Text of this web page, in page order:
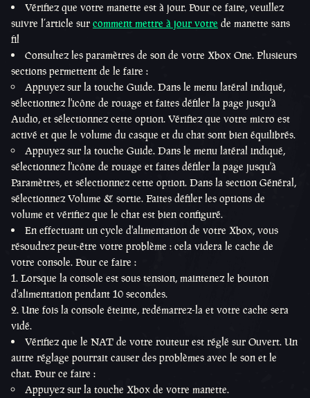
Vérifiez que votre manette est à jour. Pour ce faire, veuillez
suivre l’article sur comment mettre à jour votre de manette sans
fil
Consultez les paramètres de son de votre Xbox One. Plusieurs
sections permettent de le faire :
Appuyez sur la touche Guide. Dans le menu latéral indiqué,
sélectionnez l'icône de rouage et faites défiler la page jusqu'à
Audio, et sélectionnez cette option. Vérifiez que votre micro est
activé et que le volume du casque et du chat sont bien équilibrés.
Appuyez sur la touche Guide. Dans le menu latéral indiqué,
sélectionnez l'icône de rouage et faites défiler la page jusqu'à
Paramètres, et sélectionnez cette option. Dans la section Général,
sélectionnez Volume & sortie. Faites défiler les options de
volume et vérifiez que le chat est bien configuré.
En effectuant un cycle d'alimentation de votre Xbox, vous
résoudrez peut-être votre problème : cela videra le cache de
votre console. Pour ce faire :
Lorsque la console est sous tension, maintenez le bouton
d'alimentation pendant 10 secondes.
Une fois la console éteinte, redémarrez-la et votre cache sera
vidé.
Vérifiez que le NAT de votre routeur est réglé sur Ouvert. Un
autre réglage pourrait causer des problèmes avec le son et le
chat. Pour ce faire :
Appuyez sur la touche Xbox de votre manette.